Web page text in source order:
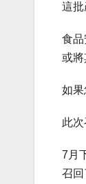
這批
食
或將
如果
此
7月
召回